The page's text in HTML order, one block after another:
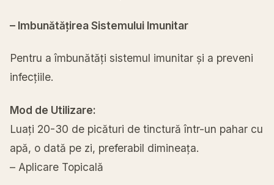
– Imbunătățirea Sistemului Imunitar
Pentru a îmbunătăți sistemul imunitar și a preveni
infecțiile.
Mod de Utilizare:
Luați 20-30 de picături de tinctură într-un pahar cu
apă, o dată pe zi, preferabil dimineața.
– Aplicare Topicală